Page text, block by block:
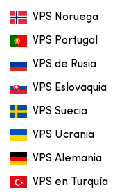
VPS Noruega
VPS Portugal
VPS de Rusia
VPS Eslovaquia
VPS Suecia
VPS Ucrania
VPS Alemania
VPS en Turquía